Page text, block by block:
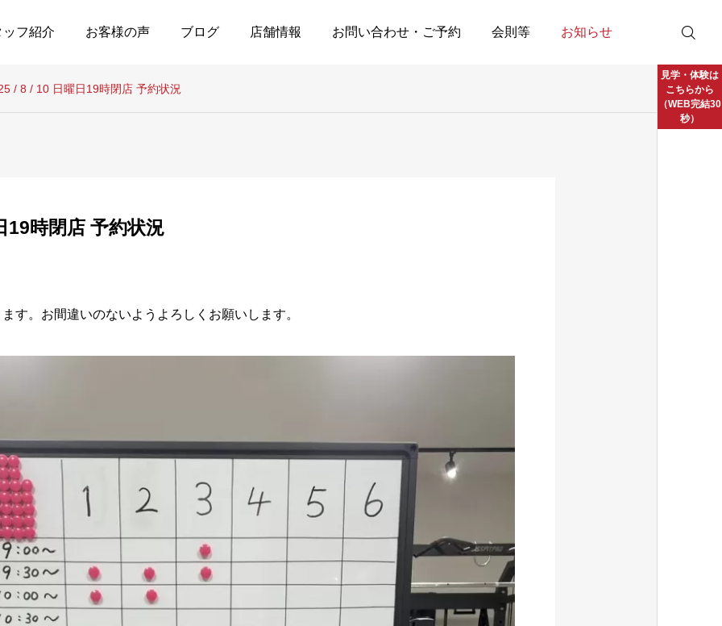
ッフ紹介 お客様の声 ブログ 店舗情報 お問い合わせ・ご予約 会則等 お知らせ
見学・体験は
こちらから
（WEB完結30
秒）
/ 8 / 10 日曜日19時閉店 予約状況
19時閉店 予約状況
す。お間違いのないようよろしくお願いします。